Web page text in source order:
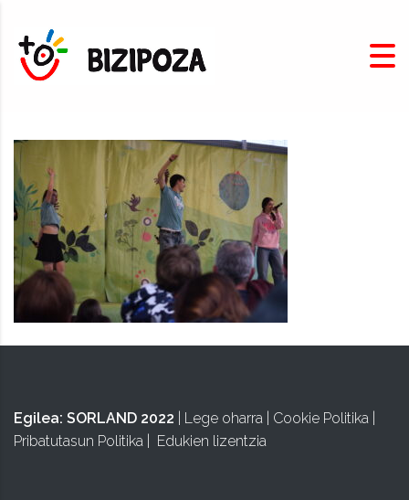
Egilea: SORLAND 2022 Lege oharra Cookie Politika
Pribatutasun Politika
Edukien lizentzia